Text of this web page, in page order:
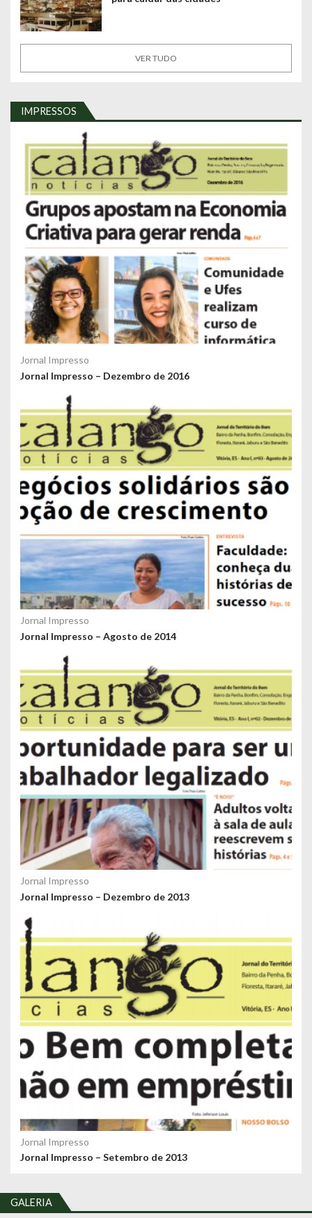
VER TUDO
IMPRESSOS
Jornal Impresso
Jornal Impresso – Dezembro de 2016
Jornal Impresso
Jornal Impresso – Agosto de 2014
Jornal Impresso
Jornal Impresso – Dezembro de 2013
Jornal Impresso
Jornal Impresso – Setembro de 2013
GALERIA